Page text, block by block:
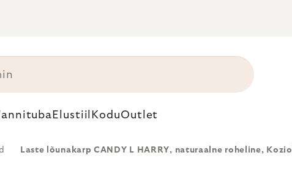
Elustiil KoduOutlet
Laste lõunakarp CANDY L HARRY, naturaalne roheline, Koziol